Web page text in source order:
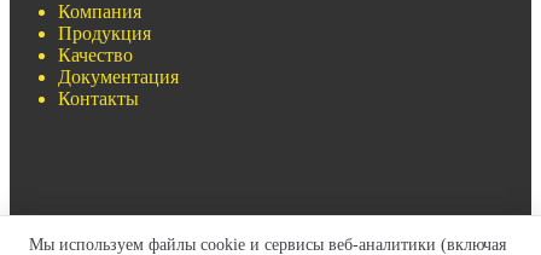
Компания
Продукция
Качество
Документация
Контакты
Мы используем файлы cookie и сервисы веб-аналитики (включая